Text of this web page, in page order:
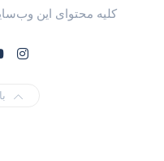
کلیه محتوای این